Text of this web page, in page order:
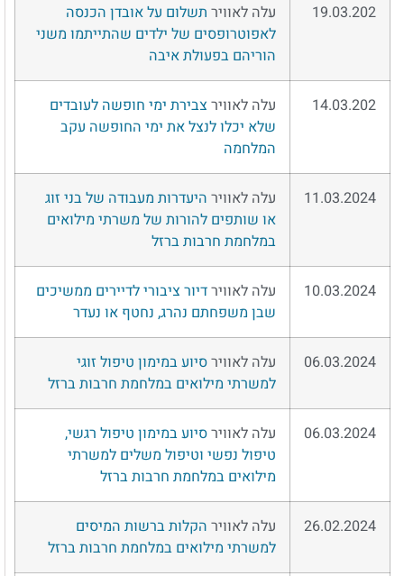
19.03.202 עלה לאוויר תשלום על אובדן הכנסה
לאפוטרופסים של ילדים שהתייתמו משני
הוריהם בפעולת איבה
14.03.202 עלה לאוויר צבירת ימי חופשה לעובדים
שלא יכלו לנצל את ימי החופשה עקב
המלחמה
11.03.2024 עלה לאוויר היעדרות מעבודה של בני זוג
או שותפים להורות של משרתי מילואים
במלחמת חרבות ברזל
10.03.2024 עלה לאווירדיור ציבורי לדיירים ממשיכים
שבן משפחתם נהרג, נחטף או נעדר
06.03.2024 עלה לאווירסיוע במימון טיפול זוגי
למשרתי מילואים במלחמת חרבות ברזל
06.03.2024 עלה לאווירסיוע במימון טיפול רגשי,
טיפול נפשי וטיפול משלים למשרתי
מילואים במלחמת חרבות ברזל
26.02.2024 עלה לאוויר הקלות ברשות המיסים
למשרתי מילואים במלחמת חרבות ברזל